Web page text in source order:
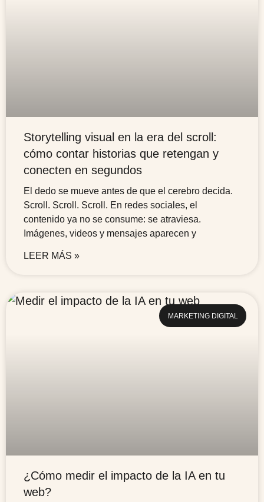
Storytelling visual en la era del scroll:
cómo contar historias que retengan y
conecten en segundos
El dedo se mueve antes de que el cerebro decida.
Scroll. Scroll. Scroll. En redes sociales, el
contenido ya no se consume: se atraviesa.
Imágenes, videos y mensajes aparecen y
LEER MÁS »
MARKETING DIGITAL
¿Cómo medir el impacto de la IA en tu
web?